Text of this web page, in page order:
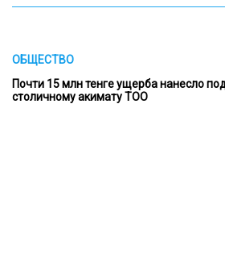
ОБЩЕСТВО
Почти 15 млн тенге ущерба нанесло
столичному акимату ТОО